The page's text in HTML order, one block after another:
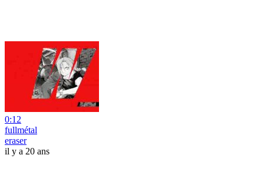
0:12
fullmétal
eraser
il y a 20 ans